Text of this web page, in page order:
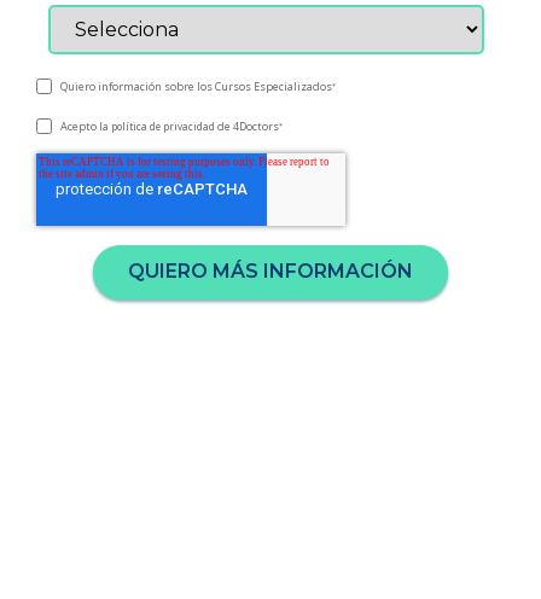
Quiero información sobre los Cursos Especializados*
Acepto la política de privacidad de 4Doctors*